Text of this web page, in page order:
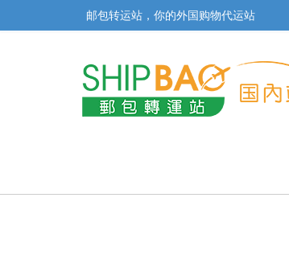
邮包转运站，你的外国购物代运站